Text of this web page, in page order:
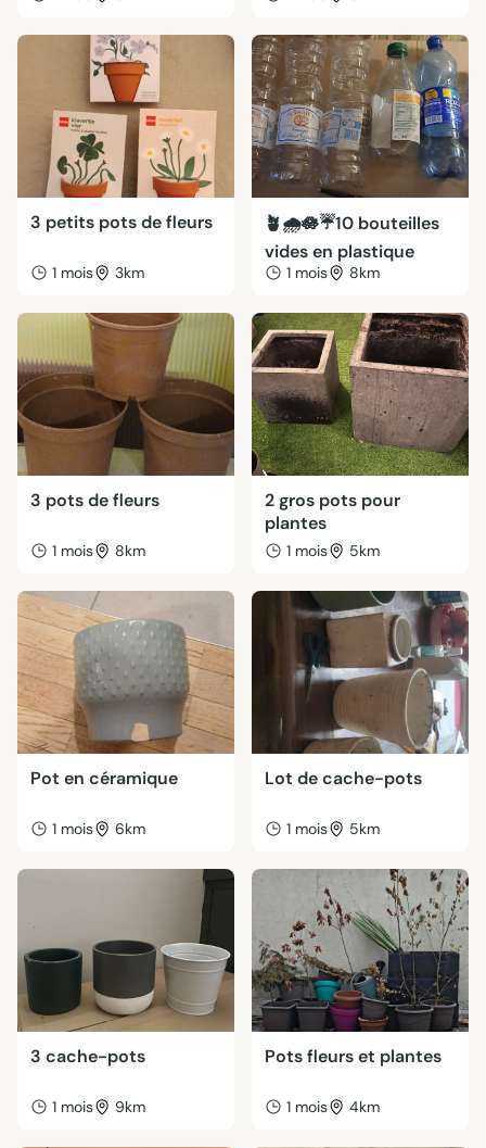
3 petits pots de fleurs
1 mois 3km
🪴🌧🪷☔️10 bouteilles
vides en plastique
1 mois 8km
3 pots de fleurs
1 mois 8km
2 gros pots pour
plantes
1 mois 5km
Pot en céramique
1 mois 6km
Lot de cache-pots
1 mois 5km
3 cache-pots
1 mois 9km
Pots fleurs et plantes
1 mois 4km